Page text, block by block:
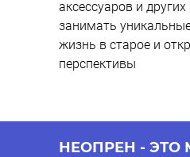
НЕОПРЕН - ЭТО
аксессуаров и других
занимать
жизнь в старое и
перспективы